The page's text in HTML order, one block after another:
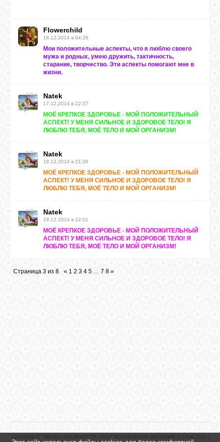
Flowerchild
16.12.2014 в 04:28
Мои положительные аспекты, что я люблю своего
мужа и родных, умею дружить, тактичность,
старание, творчество. Эти аспекты помогают мне в
жизни.
Natek
17.12.2014 в 22:37
МОЁ КРЕПКОЕ ЗДОРОВЬЕ - МОЙ ПОЛОЖИТЕЛЬНЫЙ
АСПЕКТ! У МЕНЯ СИЛЬНОЕ И ЗДОРОВОЕ ТЕЛО! Я
ЛЮБЛЮ ТЕБЯ, МОЁ ТЕЛО И МОЙ ОРГАНИЗМ!
Natek
18.12.2014 в 21:26
МОЁ КРЕПКОЕ ЗДОРОВЬЕ - МОЙ ПОЛОЖИТЕЛЬНЫЙ
АСПЕКТ! У МЕНЯ СИЛЬНОЕ И ЗДОРОВОЕ ТЕЛО! Я
ЛЮБЛЮ ТЕБЯ, МОЁ ТЕЛО И МОЙ ОРГАНИЗМ!
Natek
19.12.2014 в 22:01
МОЁ КРЕПКОЕ ЗДОРОВЬЕ - МОЙ ПОЛОЖИТЕЛЬНЫЙ
АСПЕКТ! У МЕНЯ СИЛЬНОЕ И ЗДОРОВОЕ ТЕЛО! Я
ЛЮБЛЮ ТЕБЯ, МОЁ ТЕЛО И МОЙ ОРГАНИЗМ!
Страница 3 из 8 « 1 2 3 4 5 … 7 8 »
COPYRIGHT "МЕЧТЫ СБЫВАЮТСЯ! САЙТ ИСПОЛНЕНИЯ ЖЕЛАНИЙ"© 2008-2015 |